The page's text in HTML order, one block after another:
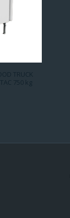
TRUCK
750 kg